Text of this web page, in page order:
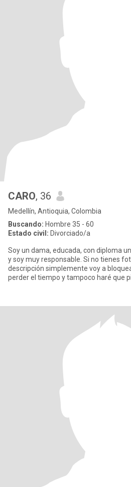
CARO, 36
Medellín, Antioquia, Colombia
Buscando: Hombre 35 - 60
Estado civil: Divorciado/a
Soy un dama, educada, con diploma
y soy muy responsable. Si no tienes
descripción simplemente voy a
perder el tiempo y tampoco haré que